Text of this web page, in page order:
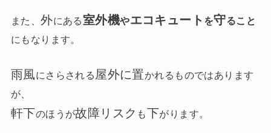
また、外にある 室外機やエコキュート を守ること
にもなります。
雨風にさらされる 屋外に置かれるものではあります
が、
軒下のほうが故障リスク も下がります。